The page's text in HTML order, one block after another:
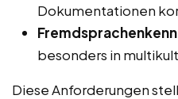
Dokumentationen
besonders in
Diese Anforderungen